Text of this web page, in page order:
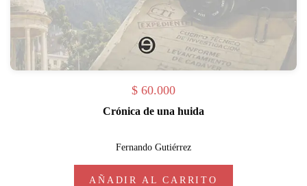
$60.000
Crónica de una huida
Fernando Gutiérrez
AÑADIR AL CARRITO